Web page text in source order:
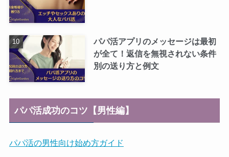
パパ活アプリのメッセージは最初
が全て！返信を無視されない条件
別の送り方と例文
パパ活成功のコツ【男性編】
パパ活の男性向け始め方ガイド